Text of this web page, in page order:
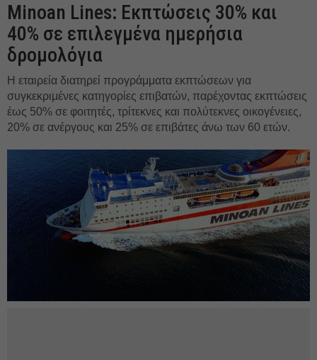
Minoan Lines: Εκπτώσεις 30% και
40% σε επιλεγμένα ημερήσια
δρομολόγια
Η εταιρεία διατηρεί προγράμματα εκπτώσεων για
συγκεκριμένες κατηγορίες επιβατών, παρέχοντας εκπτώσεις
έως 50% σε φοιτητές, τρίτεκνες και πολύτεκνες οικογένειες,
20% σε ανέργους και 25% σε επιβάτες άνω των 60 ετών.